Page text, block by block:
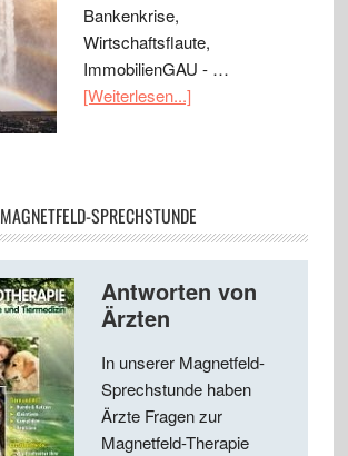
Bankenkrise,
Wirtschaftsflaute,
ImmobilienGAU - …
[Weiterlesen...]
MAGNETFELD-SPRECHSTUNDE
Antworten von
Ärzten
In unserer Magnetfeld-
Sprechstunde haben
Ärzte Fragen zur
Magnetfeld-Therapie